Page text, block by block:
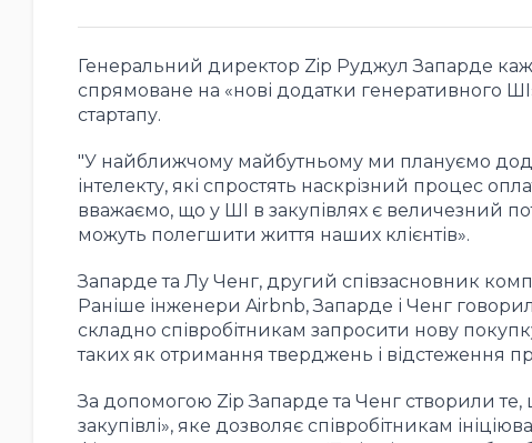
Генеральний директор Zip Руджул Запарде
спрямоване на «нові додатки генеративного
стартапу.
"У найближчому майбутньому ми плануємо
інтелекту, які спростять наскрізний процес
вважаємо, що у ШІ в закупівлях є величезний
можуть полегшити життя наших клієнтів».
Запарде та Лу Ченг, другий співзасновник
Раніше інженери Airbnb, Запарде і Ченг
складно співробітникам запросити нову
таких як отримання тверджень і відстеження
За допомогою Zip Запарде та Ченг створили
закупівлі», яке дозволяє співробітникам